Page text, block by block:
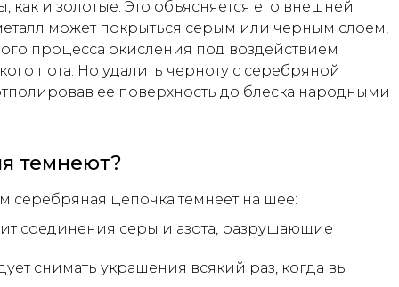
и золотые. Это объясняется его внешней
может покрыться серым или черным слоем,
процесса окисления под воздействием
пота. Но удалить черноту с серебряной
ее поверхность до блеска народными
темнеют?
серебряная цепочка темнеет на шее:
соединения серы и азота, разрушающие
снимать украшения всякий раз, когда вы